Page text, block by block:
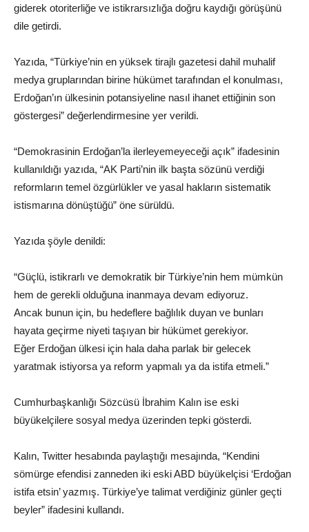
giderek otoriterliğe ve istikrarsızlığa doğru kaydığı görüşünü
dile getirdi.
Yazıda, “Türkiye’nin en yüksek tirajlı gazetesi dahil muhalif
medya gruplarından birine hükümet tarafından el konulması,
Erdoğan’ın ülkesinin potansiyeline nasıl ihanet ettiğinin son
göstergesi” değerlendirmesine yer verildi.
“Demokrasinin Erdoğan’la ilerleyemeyeceği açık” ifadesinin
kullanıldığı yazıda, “AK Parti’nin ilk başta sözünü verdiği
reformların temel özgürlükler ve yasal hakların sistematik
istismarına dönüştüğü” öne sürüldü.
Yazıda şöyle denildi:
“Güçlü, istikrarlı ve demokratik bir Türkiye’nin hem mümkün
hem de gerekli olduğuna inanmaya devam ediyoruz.
Ancak bunun için, bu hedeflere bağlılık duyan ve bunları
hayata geçirme niyeti taşıyan bir hükümet gerekiyor.
Eğer Erdoğan ülkesi için hala daha parlak bir gelecek
yaratmak istiyorsa ya reform yapmalı ya da istifa etmeli.”
Cumhurbaşkanlığı Sözcüsü İbrahim Kalın ise eski
büyükelçilere sosyal medya üzerinden tepki gösterdi.
Kalın, Twitter hesabında paylaştığı mesajında, “Kendini
sömürge efendisi zanneden iki eski ABD büyükelçisi ‘Erdoğan
istifa etsin’ yazmış. Türkiye’ye talimat verdiğiniz günler geçti
beyler” ifadesini kullandı.